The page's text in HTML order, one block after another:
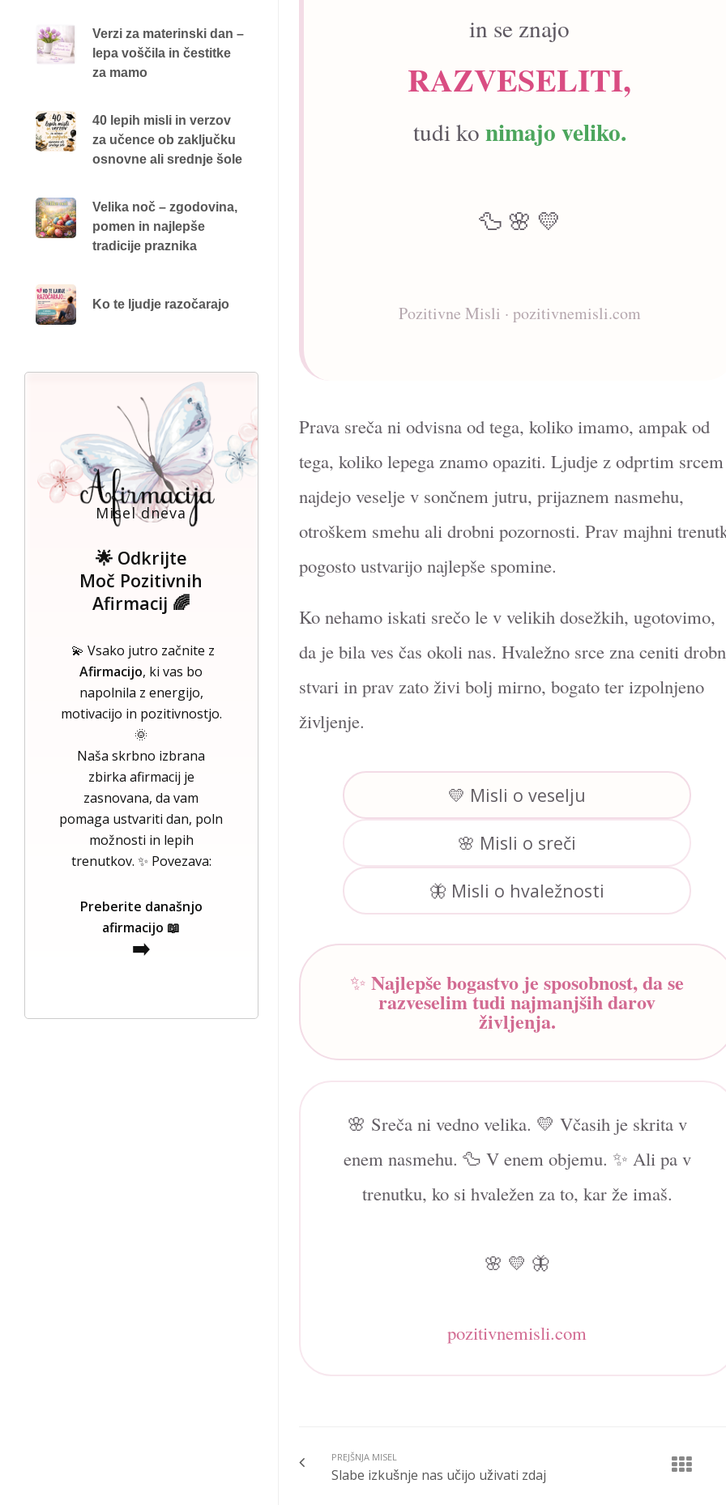
in se znajo
RAZVESELITI,
tudi ko nimajo veliko.
🦆 🌸 💛
Pozitivne Misli · pozitivnemisli.com
Prava sreča ni odvisna od tega, koliko imamo, ampak od
tega, koliko lepega znamo opaziti. Ljudje z odprtim srcem
najdejo veselje v sončnem jutru, prijaznem nasmehu,
otroškem smehu ali drobni pozornosti. Prav majhni
pogosto ustvarijo najlepše spomine.
Ko nehamo iskati srečo le v velikih dosežkih, ugotovimo,
da je bila ves čas okoli nas. Hvaležno srce zna ceniti
stvari in prav zato živi bolj mirno, bogato ter izpolnjeno
življenje.
💛 Misli o veselju
🌸 Misli o sreči
🦋 Misli o hvaležnosti
✨Najlepše bogastvo je sposobnost, da se
razveselim tudi najmanjših darov
življenja.
🌸 Sreča ni vedno velika. 💛 Včasih je skrita v
enem nasmehu. 🦆 V enem objemu. ✨ Ali pa v
trenutku, ko si hvaležen za to, kar že imaš.
🌸 💛 🦋
pozitivnemisli.com
PREJŠNJA MISEL
Slabe izkušnje nas učijo uživati zdaj
Verzi za materinski dan –
lepa voščila in čestitke
za mamo
40 lepih misli in verzov
za učence ob zaključku
osnovne ali srednje šole
Velika noč – zgodovina,
pomen in najlepše
tradicije praznika
Ko te ljudje razočarajo
Misel dneva
🌟 Odkrijte
Moč Pozitivnih
Afirmacij 🌈
💫 Vsako jutro začnite z
Afirmacijo, ki vas bo
napolnila z energijo,
motivacijo in pozitivnostjo.
🌞
Naša skrbno izbrana
zbirka afirmacij je
zasnovana, da vam
pomaga ustvariti dan, poln
možnosti in lepih
trenutkov. ✨ Povezava:
Preberite današnjo
afirmacijo 📖
➡️